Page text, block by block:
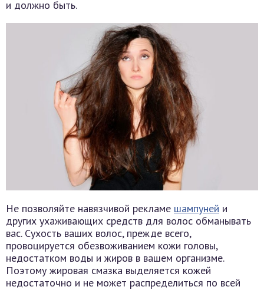
и должно быть.
Не позволяйте навязчивой рекламе шампуней и
других ухаживающих средств для волос обманывать
вас. Сухость ваших волос, прежде всего,
провоцируется обезвоживанием кожи головы,
недостатком воды и жиров в вашем организме.
Поэтому жировая смазка выделяется кожей
недостаточно и не может распределиться по всей